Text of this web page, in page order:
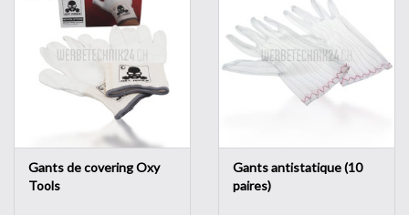
Couleur : Gris
Propriétés: doux,souples, propriétés antistatiques et une
excellente résistance aux frottements.
Gants de covering Oxy
Tools
Gants antistatique (10
paires)